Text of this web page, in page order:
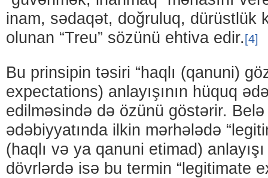
inam, sədaqət, doğruluq, dürüstlük
olunan “Treu” sözünü ehtiva edir. [4]
Bu prinsipin təsiri “haqlı (qanuni)
expectations) anlayışının hüquq
edilməsində də özünü göstərir.
ədəbiyyatında ilkin mərhələdə
(haqlı və ya qanuni etimad)
dövrlərdə isə bu termin “legitimate